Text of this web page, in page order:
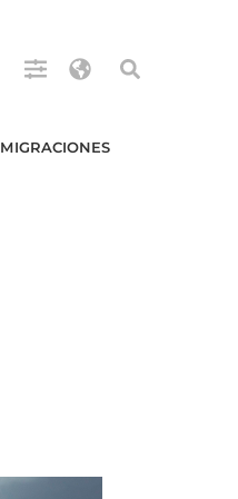
MIGRACIONES